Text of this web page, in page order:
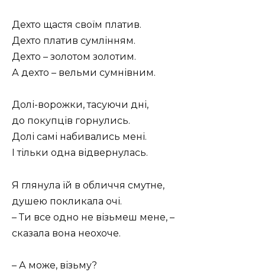
Дехто щастя своїм платив.
Дехто платив сумлінням.
Дехто – золотом золотим.
А дехто – вельми сумнівним.
Долі-ворожки, тасуючи дні,
до покупців горнулись.
Долі самі набивались мені.
І тільки одна відвернулась.
Я глянула їй в обличчя смутне,
душею покликала очі.
– Ти все одно не візьмеш мене, –
сказала вона неохоче.
– А може, візьму?